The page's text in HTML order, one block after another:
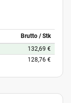
Brutto / Stk
132,69 €
128,76 €